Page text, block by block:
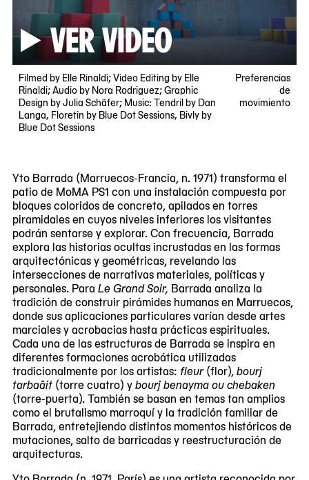
VER VIDEO
Filmed by Elle Rinaldi; Video Editing by Elle
Rinaldi; Audio by Nora Rodriguez; Graphic
Design by Julia Schäfer; Music: Tendril by Dan
Langa, Floretin by Blue Dot Sessions, Bivly by
Blue Dot Sessions
Preferencias
de
movimiento
Yto Barrada (Marruecos-Francia, n. 1971) transforma el
patio de MoMA PS1 con una instalación compuesta por
bloques coloridos de concreto, apilados en torres
piramidales en cuyos niveles inferiores los visitantes
podrán sentarse y explorar. Con frecuencia, Barrada
explora las historias ocultas incrustadas en las formas
arquitectónicas y geométricas, revelando las
intersecciones de narrativas materiales, políticas y
personales. Para Le Grand Soir, Barrada analiza la
tradición de construir pirámides humanas en Marruecos,
donde sus aplicaciones particulares varían desde artes
marciales y acrobacias hasta prácticas espirituales.
Cada una de las estructuras de Barrada se inspira en
diferentes formaciones acrobática utilizadas
tradicionalmente por los artistas: fleur(flor),bourj
tarbaâit (torre cuatro) ybourj benayma ou chebaken
(torre-puerta). También se basan en temas tan amplios
como el brutalismo marroquí y la tradición familiar de
Barrada, entretejiendo distintos momentos históricos de
mutaciones, salto de barricadas y reestructuración de
arquitecturas.